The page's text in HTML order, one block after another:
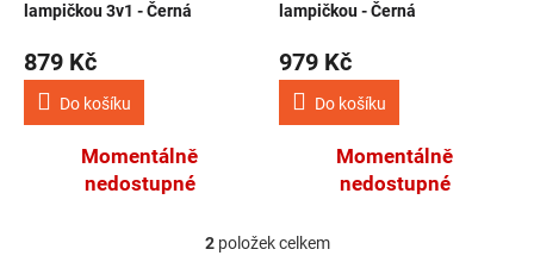
lampičkou 3v1 - Černá
879 Kč
Do košíku
Momentálně
nedostupné
lampičkou - Černá
979 Kč
Do košíku
Momentálně
nedostupné
Ovládací prvky výpisu
2položek celkem